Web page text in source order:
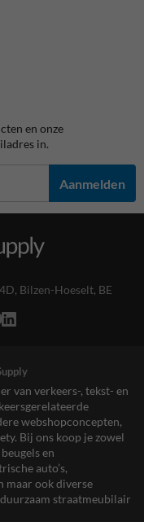
en onze
in.
Aanmelden
, Bilzen-Hoeselt, BE
van verkeers-, tekst- en
webshopconcepten,
Bij ons koop je zowel
en
auto’s,
maar ook diverse
straatmeubilair